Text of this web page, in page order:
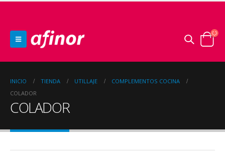
INICIO TIENDA UTILLAJE
COMPLEMENTOS COCINA
COLADOR
COLADOR